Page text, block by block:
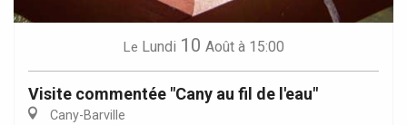
Le Lundi 10 Août à 15:00
Visite commentée "Cany au fil de l'eau"
Cany-Barville